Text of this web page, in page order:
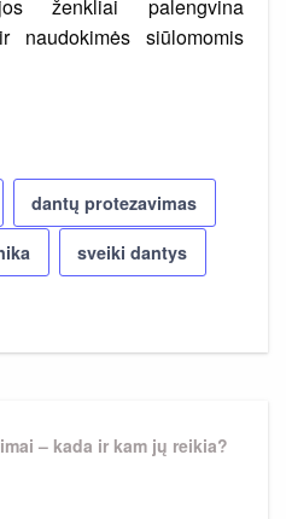
ženkliai palengvina
naudokimės siūlomomis
dantų protezavimas
sveiki dantys
– kada ir kam jų reikia?